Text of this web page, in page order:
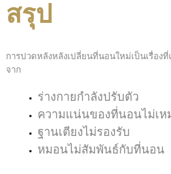
สรุป
การปวดหลังหลังเปลี่ยนที่นอนใหม่เป็นเรื่อง
จาก
ร่างกายกำลังปรับตัว
ความแน่นของที่นอนไม่เห
ฐานเตียงไม่รองรับ
หมอนไม่สัมพันธ์กับที่นอน